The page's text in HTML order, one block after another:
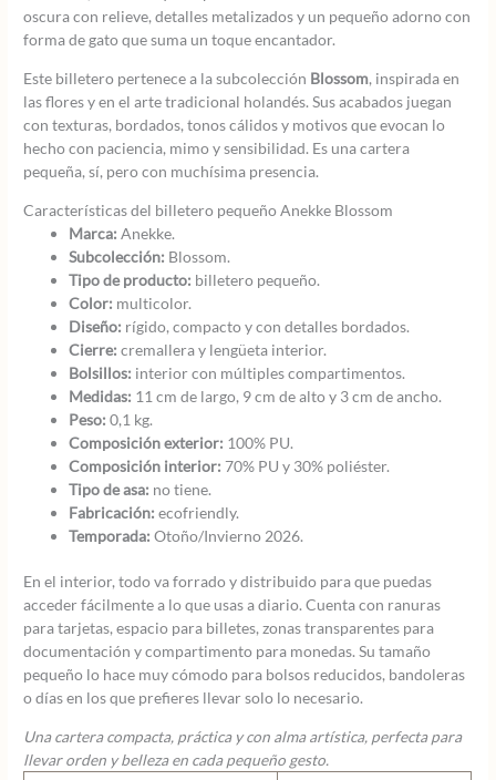
oscura con relieve, detalles metalizados y un pequeño adorno con
forma de gato que suma un toque encantador.
Este billetero pertenece a la subcolección Blossom, inspirada en
las flores y en el arte tradicional holandés. Sus acabados juegan
con texturas, bordados, tonos cálidos y motivos que evocan lo
hecho con paciencia, mimo y sensibilidad. Es una cartera
pequeña, sí, pero con muchísima presencia.
Características del billetero pequeño Anekke Blossom
Marca: Anekke.
Subcolección: Blossom.
Tipo de producto: billetero pequeño.
Color: multicolor.
Diseño: rígido, compacto y con detalles bordados.
Cierre: cremallera y lengüeta interior.
Bolsillos: interior con múltiples compartimentos.
Medidas: 11 cm de largo, 9 cm de alto y 3 cm de ancho.
Peso: 0,1 kg.
Composición exterior: 100% PU.
Composición interior: 70% PU y 30% poliéster.
Tipo de asa: no tiene.
Fabricación: ecofriendly.
Temporada: Otoño/Invierno 2026.
En el interior, todo va forrado y distribuido para que puedas
acceder fácilmente a lo que usas a diario. Cuenta con ranuras
para tarjetas, espacio para billetes, zonas transparentes para
documentación y compartimento para monedas. Su tamaño
pequeño lo hace muy cómodo para bolsos reducidos, bandoleras
o días en los que prefieres llevar solo lo necesario.
Una cartera compacta, práctica y con alma artística, perfecta para
llevar orden y belleza en cada pequeño gesto.